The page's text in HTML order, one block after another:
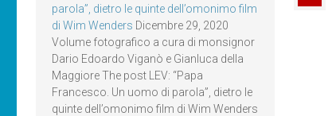
parola”, dietro le quinte dell’omonimo film
di Wim Wenders Dicembre 29, 2020
Volume fotografico a cura di monsignor
Dario Edoardo Viganò e Gianluca della
Maggiore The post LEV: “Papa
Francesco. Un uomo di parola”, dietro le
quinte dell’omonimo film di Wim Wenders